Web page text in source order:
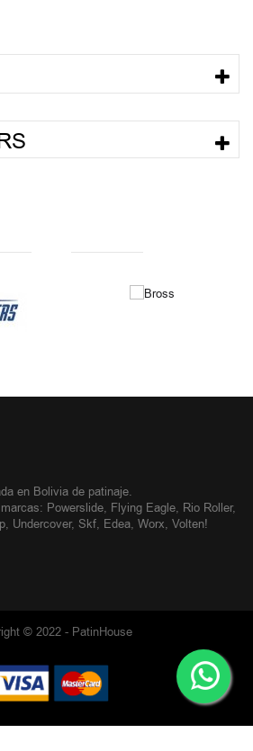
en Bolivia de patinaje.
marcas: Powerslide, Flying Eagle, Rio Roller,
Undercover, Skf, Edea, Worx, Volten!
© 2022 - PatinHouse